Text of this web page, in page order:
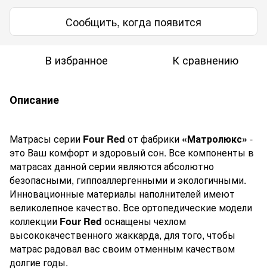
Сообщить, когда появится
В избранное К сравнению
Описание
Матрасы серии Four Red от фабрики «Матролюкс» -
это Ваш комфорт и здоровый сон. Все компоненты в
матрасах данной серии являются абсолютно
безопасными, гиппоаллергенными и экологичными.
Инновационные материалы наполнителей имеют
великолепное качество. Все ортопедические модели
коллекции Four Red оснащены чехлом
высококачественного жаккарда, для того, чтобы
матрас радовал вас своим отменным качеством
долгие годы.